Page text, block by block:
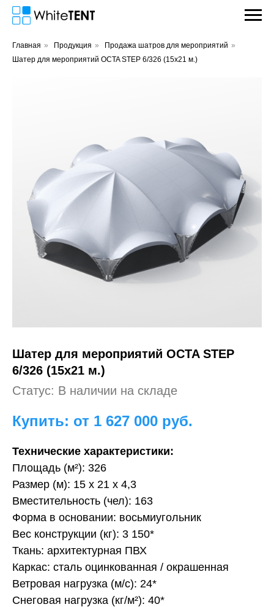
Главная » Продукция » Продажа шатров для мероприятий »
Шатер для мероприятий OCTA STEP 6/326 (15х21 м.)
Шатер для мероприятий OCTA STEP
6/326 (15х21 м.)
Статус: В наличии на складе
Купить: от 1 627 000 руб.
Технические характеристики:
Площадь (м²): 326
Размер (м): 15 х 21 х 4,3
Вместительность (чел): 163
Форма в основании: восьмиугольник
Вес конструкции (кг): 3 150*
Ткань: архитектурная ПВХ
Каркас: сталь оцинкованная / окрашенная
Ветровая нагрузка (м/с): 24*
Снеговая нагрузка (кг/м²): 40*